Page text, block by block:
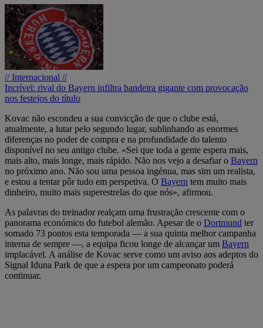
// Internacional //
Incrível: rival do Bayern infiltra bandeira gigante com provocação
nos festejos do título
Kovac não escondeu a sua convicção de que o clube está,
atualmente, a lutar pelo segundo lugar, sublinhando as enormes
diferenças no poder de compra e na profundidade do talento
disponível no seu antigo clube. «Sei que toda a gente espera mais,
mais alto, mais longe, mais rápido. Não nos vejo a desafiar o Bayern
no próximo ano. Não sou uma pessoa ingénua, mas sim um realista,
e estou a tentar pôr tudo em perspetiva. O Bayern tem muito mais
dinheiro, muito mais superestrelas do que nós», afirmou.
As palavras do treinador realçam uma frustração crescente com o
panorama económico do futebol alemão. Apesar de o Dortmund ter
somado 73 pontos esta temporada — a sua quinta melhor campanha
interna de sempre —, a equipa ficou longe de alcançar um Bayern
implacável. A análise de Kovac serve como um aviso aos adeptos do
Signal Iduna Park de que a espera por um campeonato poderá
continuar.